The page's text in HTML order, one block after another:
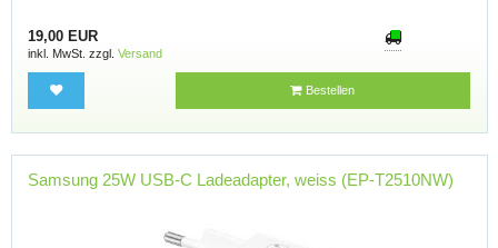
19,00 EUR
inkl. MwSt. zzgl. Versand
Bestellen
Samsung 25W USB-C Ladeadapter, weiss (EP-T2510NW)